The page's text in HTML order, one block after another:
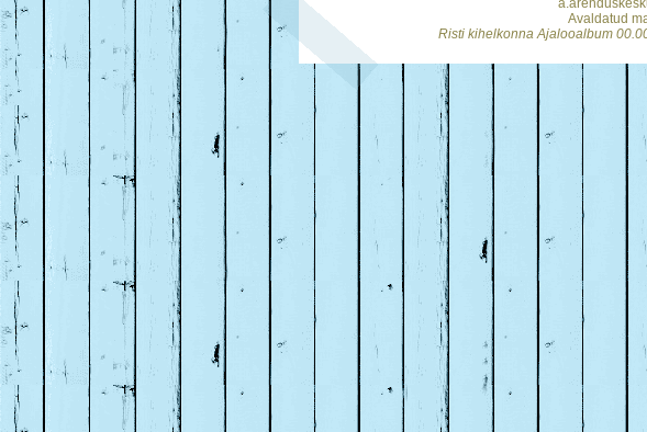
Avaldatud
Risti kihelkonna Ajalooalbum